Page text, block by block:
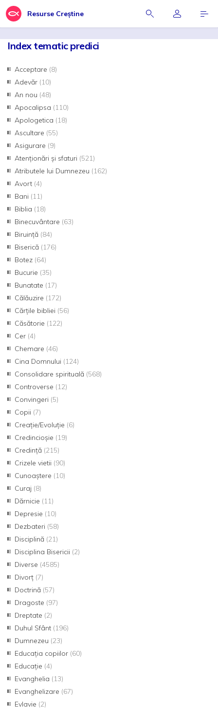
Resurse Creștine
Index tematic predici
Acceptare (8)
Adevăr (10)
An nou (48)
Apocalipsa (110)
Apologetica (18)
Ascultare (55)
Asigurare (9)
Atenționări și sfaturi (521)
Atributele lui Dumnezeu (162)
Avort (4)
Bani (11)
Biblia (18)
Binecuvântare (63)
Biruință (84)
Biserică (176)
Botez (64)
Bucurie (35)
Bunatate (17)
Călăuzire (172)
Cărțile bibliei (56)
Căsătorie (122)
Cer (4)
Chemare (46)
Cina Domnului (124)
Consolidare spirituală (568)
Controverse (12)
Convingeri (5)
Copii (7)
Creație/Evoluție (6)
Credincioșie (19)
Credință (215)
Crizele vietii (90)
Cunoaștere (10)
Curaj (8)
Dărnicie (11)
Depresie (10)
Dezbateri (58)
Disciplină (21)
Disciplina Bisericii (2)
Diverse (4585)
Divorț (7)
Doctrină (57)
Dragoste (97)
Dreptate (2)
Duhul Sfânt (196)
Dumnezeu (23)
Educația copiilor (60)
Educație (4)
Evanghelia (13)
Evanghelizare (67)
Evlavie (2)